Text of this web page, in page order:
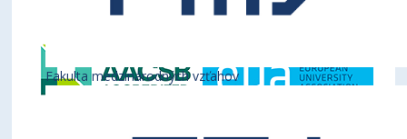
Fakulta medzinárodných vzťahov